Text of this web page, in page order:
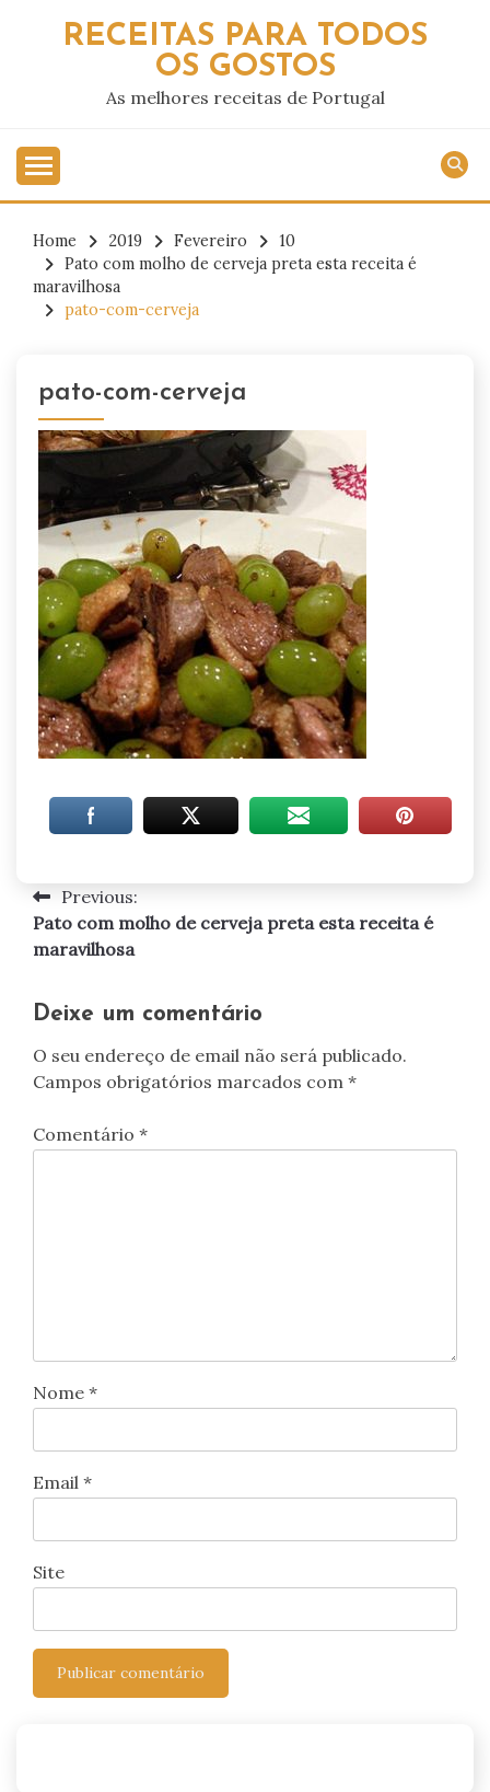
RECEITAS PARA TODOS
OS GOSTOS
As melhores receitas de Portugal
Home 2019 Fevereiro
10
Pato com molho de cerveja preta esta receita é
maravilhosa
pato-com-cerveja
pato-com-cerveja
Navegação
de
Previous:
Pato com molho de cerveja preta esta receita é
maravilhosa
Deixe um comentário
O seu endereço de email não será publicado.
Campos obrigatórios marcados com *
Comentário *
Nome *
Email *
Site